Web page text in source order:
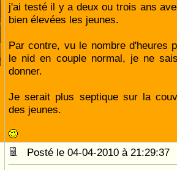
j'ai testé il y a deux ou trois ans
bien élevées les jeunes.
Par contre, vu le nombre d'heures
le nid en couple normal, je ne
donner.
Je serait plus septique sur la
des jeunes.
Posté le 04-04-2010 à